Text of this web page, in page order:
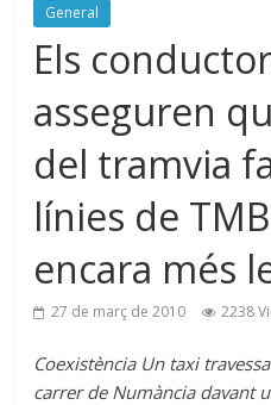
General
Els
asseguren
del tramvia
línies de
encara més
27 de març de 2010 2238
Coexistència Un taxi
carrer de Numància davant